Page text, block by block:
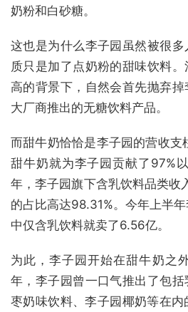
奶粉和白砂糖。
这也是为什么李子园虽然被很
质只是加了点奶粉的甜味饮料
高的背景下，自然会首先抛弃
大厂商推出的无糖饮料产品。
而甜牛奶恰恰是李子园的营收支
甜牛奶就为李子园贡献了97%
年，李子园旗下含乳饮料品类收
的占比高达98.31%。今年上半
中仅含乳饮料就卖了6.56亿。
为此，李子园开始在甜牛奶之
年，李子园曾一口气推出了包
枣奶味饮料、李子园椰奶等在内